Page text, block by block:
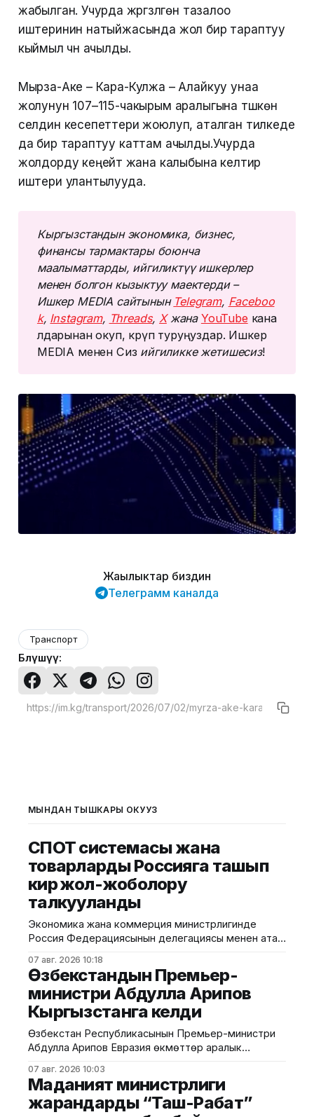
жабылган. Учурда жүргүзүлгөн тазалоо
иштеринин натыйжасында жол бир тараптуу
кыймыл үчүн ачылды.
Мырза-Аке – Кара-Кулжа – Алайкуу унаа
жолунун 107–115-чакырым аралыгына түшкөн
селдин кесепеттери жоюлуп, аталган тилкеде
да бир тараптуу каттам ачылды.Учурда
жолдорду кеңейтүү жана калыбына келтирүү
иштери улантылууда.
Кыргызстандын экономика, бизнес,
финансы тармактары боюнча
маалыматтарды, ийгиликтүү ишкерлер
менен болгон кызыктуу маектерди –
Ишкер MEDIA сайтынын Telegram, Faceboo
k, Instagram, Threads, Х жана YouTube кана
лдарынан окуп, көрүп туруңуздар. Ишкер
MEDIA менен Сиз ийгиликке жетишесиз!
Жаңылыктар биздин
Телеграмм каналда
Транспорт
Бөлүшүү:
МЫНДАН ТЫШКАРЫ ОКУҢУЗ
СПОТ системасы жана
товарларды Россияга ташып
кирүү жол-жоболору
талкууланды
Экономика жана коммерция министрлигинде
Россия Федерациясынын делегациясы менен ата
жолугушуусу өттү. Ведомствонун маалыматына
ылайык, жолугушууга Россия Федерациясынын
финансы министринин орун басары — статс-катчы
Алексей Сазанов, Федералдык салык кызматынын
жетекчисинин орун басары Александр Егоричев,
ошондой эле Федералдык бажы кызматынын
өкүлдөрү катышты. Жолугушуунун жүрүшүндө
Александр Егоричев
07 авг. 2026 10:18
Өзбекстандын Премьер-
министри Абдулла Арипов
Кыргызстанга келди
Өзбекстан Республикасынын Премьер-министри
Абдулла Арипов Евразия өкмөттөр аралык
Кыргыз Республикасына келди. Бул тууралуу
Өкмөттүн басма сөз кызматынан билдиришти.
"Ысык-Көл" эл аралык аэропортунан Өзбекстан
07 авг. 2026 10:03
Маданият министрлиги
жарандарды “Таш-Рабат”